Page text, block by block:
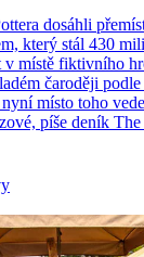
dosáhli
který stál 430
v místě fiktivního
čaroději
místo toho
píše deník